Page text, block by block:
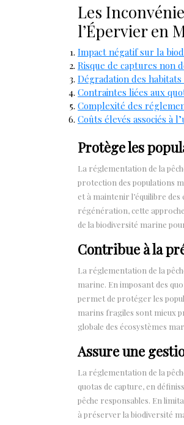
Les
l’Épervier en
Impact négatif sur la
Risque de captures non
Dégradation des
Contraintes liées aux
Complexité des
Coûts élevés associés à
Protège les
La réglementation de la
protection des populations
et à maintenir l’équilibre
régénération, cette
de la biodiversité marine
Contribue à la
La réglementation de la
marine. En imposant des
permet de protéger les
marins fragiles sont mieux
globale des écosystèmes
Assure une
La réglementation de la
quotas de capture, en
pêche responsables. En
à préserver la biodiversité